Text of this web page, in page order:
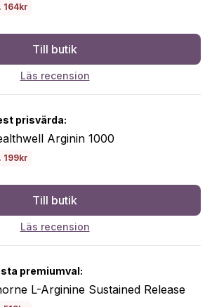
164kr
Till butik
Läs recension
prisvärda:
Arginin 1000
199kr
Till butik
Läs recension
premiumval:
L-Arginine Sustained Release